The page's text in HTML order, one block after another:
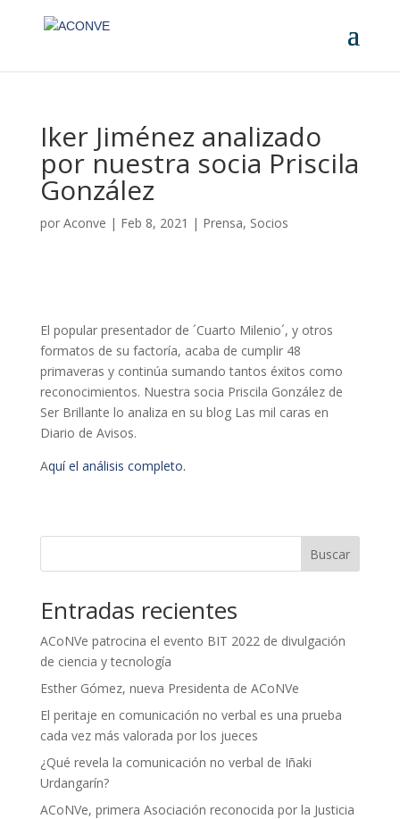
Iker Jiménez analizado
por nuestra socia Priscila
González
por Aconve | Feb 8, 2021 | Prensa, Socios
El popular presentador de ´Cuarto Milenio´, y otros
formatos de su factoría, acaba de cumplir 48
primaveras y continúa sumando tantos éxitos como
reconocimientos. Nuestra socia Priscila González de
Ser Brillante lo analiza en su blog Las mil caras en
Diario de Avisos.
Aquí el análisis completo.
Buscar
Entradas recientes
ACoNVe patrocina el evento BIT 2022 de divulgación
de ciencia y tecnología
Esther Gómez, nueva Presidenta de ACoNVe
El peritaje en comunicación no verbal es una prueba
cada vez más valorada por los jueces
¿Qué revela la comunicación no verbal de Iñaki
Urdangarín?
ACoNVe, primera Asociación reconocida por la Justicia